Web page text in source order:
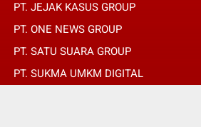
PT. JEJAK KASUS GROUP
PT. ONE NEWS GROUP
PT. SATU SUARA GROUP
PT. SUKMA UMKM DIGITAL